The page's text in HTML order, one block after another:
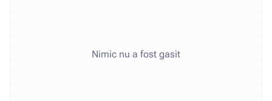
Nimic nu a fost gasit